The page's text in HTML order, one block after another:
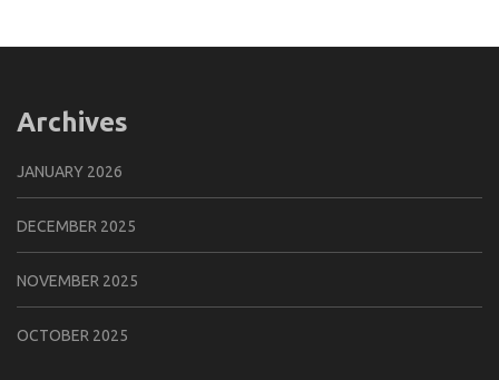
Archives
JANUARY 2026
DECEMBER 2025
NOVEMBER 2025
OCTOBER 2025